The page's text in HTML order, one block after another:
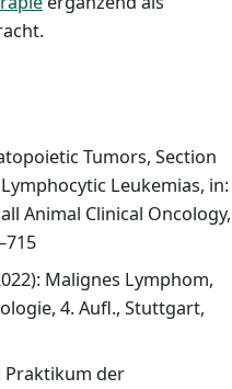
Tumors, Section
Leukemias, in:
Animal Clinical Oncology,
Malignes Lymphom,
4. Aufl., Stuttgart,
Praktikum der